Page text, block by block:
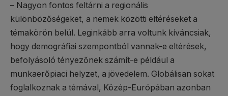
– Nagyon fontos feltárni a regionális
különbözőségeket, a nemek közötti eltéréseket a
témakörön belül. Leginkább arra voltunk kíváncsiak,
hogy demográfiai szempontból vannak-e eltérések,
befolyásoló tényezőnek számít-e például a
munkaerőpiaci helyzet, a jövedelem. Globálisan sokat
foglalkoznak a témával, Közép-Európában azonban